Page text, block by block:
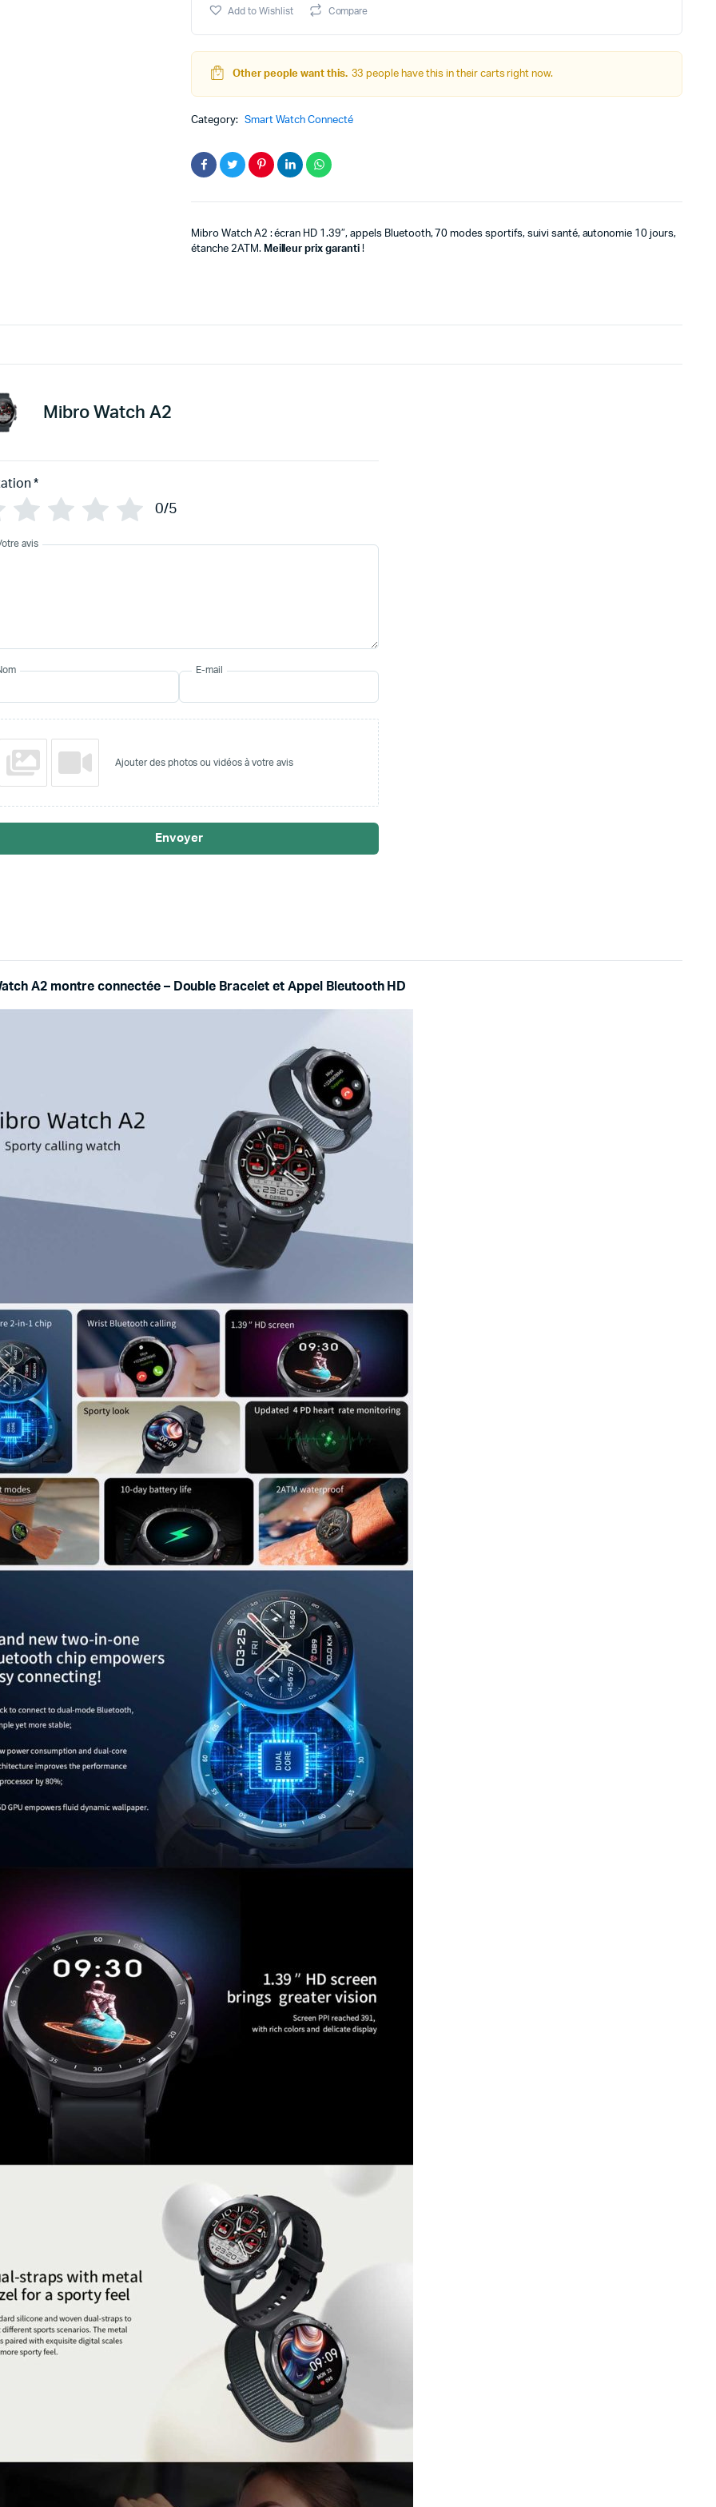
était :
449د.م..
est :
299د.م..
Add to Wishlist Compare
Other people want this. 33 people have this in their carts right now.
Category: Smart Watch Connecté
Mibro Watch A2 : écran HD 1.39″, appels Bluetooth, 70 modes sportifs, suivi santé, autonomie 10 jours,
étanche 2ATM. Meilleur prix garanti!
Mibro Watch A2
*
0/5
avis
E-mail
Ajouter des photos ou vidéos à votre avis
Envoyer
A2 montre connectée – Double Bracelet et Appel Bleutooth HD